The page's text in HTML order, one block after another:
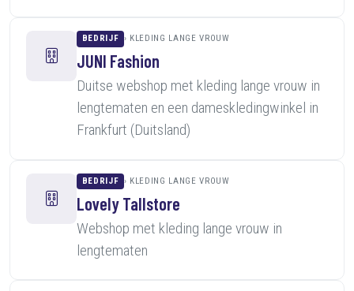
BEDRIJF KLEDING LANGE VROUW
JUNI Fashion
Duitse webshop met kleding lange vrouw in
lengtematen en een dameskledingwinkel in
Frankfurt (Duitsland)
BEDRIJF KLEDING LANGE VROUW
Lovely Tallstore
Webshop met kleding lange vrouw in
lengtematen